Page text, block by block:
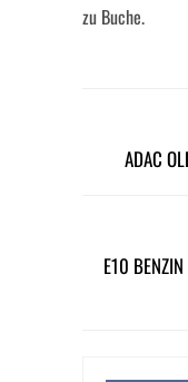
zu Buche.
ADAC
E10